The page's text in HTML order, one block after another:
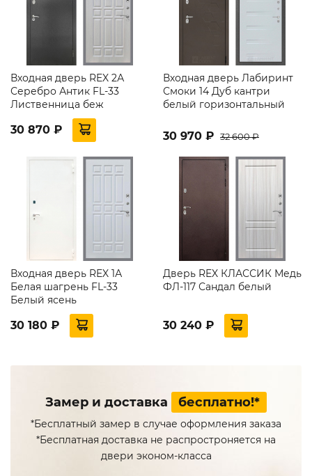
Входная дверь REX 2А
Серебро Антик FL-33
Лиственница беж
30 870 ₽
Входная дверь Лабиринт
Смоки 14 Дуб кантри
белый горизонтальный
30 970 ₽ 32 600 ₽
Входная дверь REX 1А
Белая шагрень FL-33
Белый ясень
30 180 ₽
Дверь REX КЛАССИК Медь
ФЛ-117 Сандал белый
30 240 ₽
Замер и доставка бесплатно!*
*Бесплатный замер в случае оформления заказа
*Бесплатная доставка не распростроняется на
двери эконом-класса